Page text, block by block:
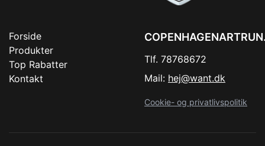
Forside
Produkter
Top Rabatter
Kontakt
Tlf. 78768672
Mail: hej@want.dk
Cookie- og privatlivspolitik